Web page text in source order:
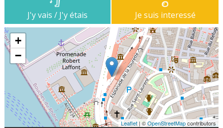
J'y vais / J'y étais Je suis interessé
+
−
Leaflet | ©OpenStreetMapcontributors